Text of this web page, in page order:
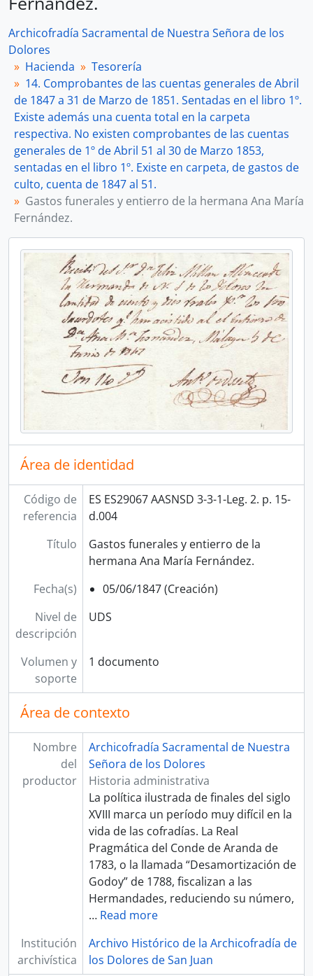
Archicofradía Sacramental de Nuestra Señora de los
Dolores
Hacienda
Tesorería
14. Comprobantes de las cuentas generales de Abril
de 1847 a 31 de Marzo de 1851. Sentadas en el libro 1º.
Existe además una cuenta total en la carpeta
respectiva. No existen comprobantes de las cuentas
generales de 1º de Abril 51 al 30 de Marzo 1853,
sentadas en el libro 1º. Existe en carpeta, de gastos de
culto, cuenta de 1847 al 51.
Gastos funerales y entierro de la hermana Ana María
Fernández.
Área de identidad
Código de
referencia
ES ES29067 AASNSD 3-3-1-Leg. 2. p. 15-
d.004
Título
Gastos funerales y entierro de la
hermana Ana María Fernández.
Fecha(s)
05/06/1847 (Creación)
Nivel de
descripción
UDS
Volumen y
soporte
1 documento
Área de contexto
Nombre
del
productor
Archicofradía Sacramental de Nuestra
Señora de los Dolores
Historia administrativa
La política ilustrada de finales del siglo
XVIII marca un período muy difícil en la
vida de las cofradías. La Real
Pragmática del Conde de Aranda de
1783, o la llamada “Desamortización de
Godoy” de 1788, fiscalizan a las
Hermandades, reduciendo su número,
… Read more
Institución
archivística
Archivo Histórico de la Archicofradía de
los Dolores de San Juan